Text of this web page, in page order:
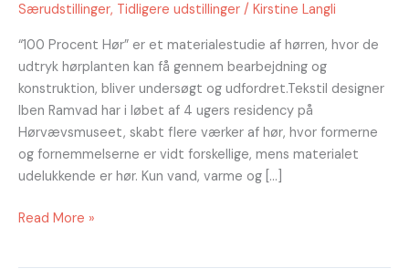
Særudstillinger, Tidligere udstillinger / Kirstine Langli
“100 Procent Hør” er et materialestudie af hørren, hvor de
udtryk hørplanten kan få gennem bearbejdning og
konstruktion, bliver undersøgt og udfordret.Tekstil designer
Iben Ramvad har i løbet af 4 ugers residency på
Hørvævsmuseet, skabt flere værker af hør, hvor formerne
og fornemmelserne er vidt forskellige, mens materialet
udelukkende er hør. Kun vand, varme og […]
september
2025
Read More »